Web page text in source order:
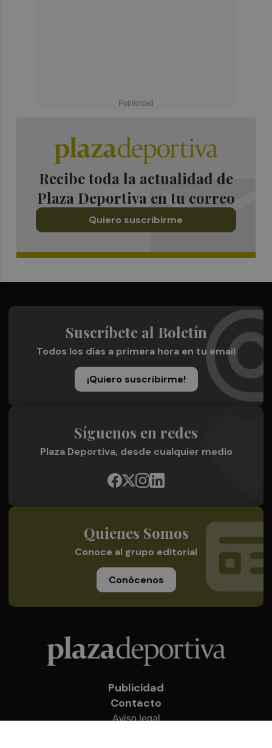
Recibe toda la actualidad de
Plaza Deportiva en tu correo
Quiero suscribirme
Suscríbete al Boletín
Todos los días a primera hora en tu email
¡Quiero suscribirme!
Síguenos en redes
Plaza Deportiva, desde cualquier medio
Quienes Somos
Conoce al grupo editorial
Conócenos
Publicidad
Contacto
Aviso legal